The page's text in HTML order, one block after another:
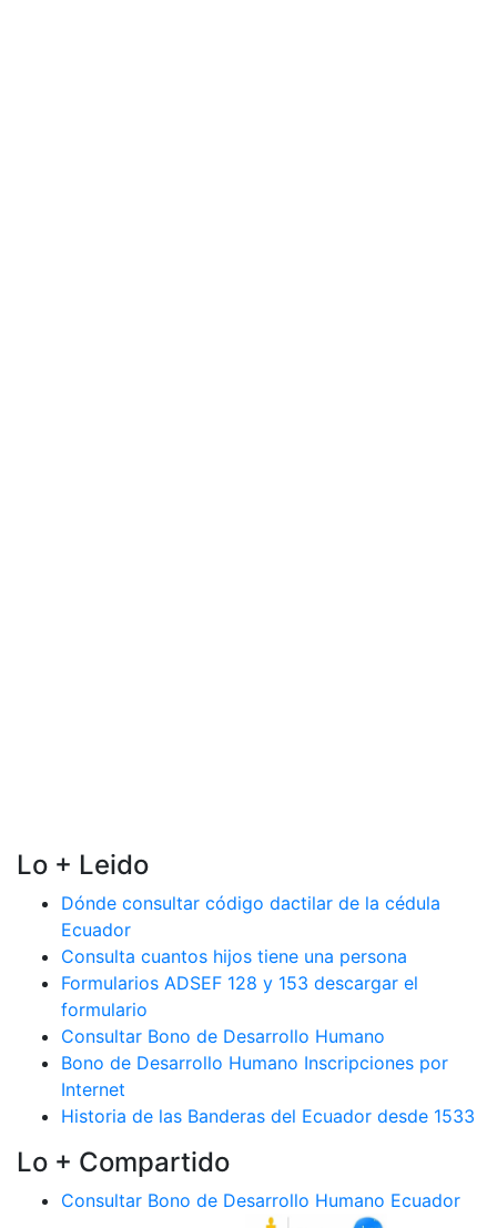
Lo + Leido
Dónde consultar código dactilar de la cédula
Ecuador
Consulta cuantos hijos tiene una persona
Formularios ADSEF 128 y 153 descargar el
formulario
Consultar Bono de Desarrollo Humano
Bono de Desarrollo Humano Inscripciones por
Internet
Historia de las Banderas del Ecuador desde 1533
Lo + Compartido
Consultar Bono de Desarrollo Humano Ecuador